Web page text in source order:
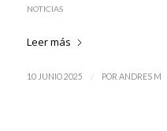
NOTICIAS
Leer más
10 JUNIO 2025 / POR ANDRES M